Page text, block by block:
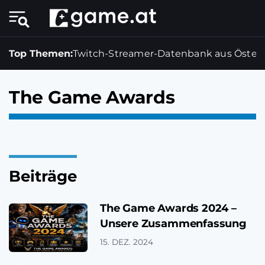
Top Themen:Twitch-Streamer-Datenbank aus
The Game Awards
Beiträge
The Game Awards 2024 –
Unsere Zusammenfassung
15. DEZ. 2024